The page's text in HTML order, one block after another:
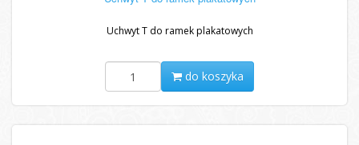
Uchwyt T do ramek plakatowych
do koszyka